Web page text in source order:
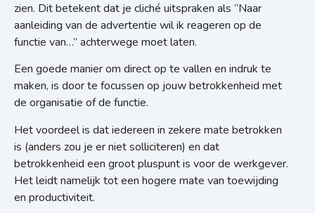
zien. Dit betekent dat je cliché uitspraken als “Naar
aanleiding van de advertentie wil ik reageren op de
functie van…” achterwege moet laten.
Een goede manier om direct op te vallen en indruk te
maken, is door te focussen op jouw betrokkenheid met
de organisatie of de functie.
Het voordeel is dat iedereen in zekere mate betrokken
is (anders zou je er niet solliciteren) en dat
betrokkenheid een groot pluspunt is voor de werkgever.
Het leidt namelijk tot een hogere mate van toewijding
en productiviteit.